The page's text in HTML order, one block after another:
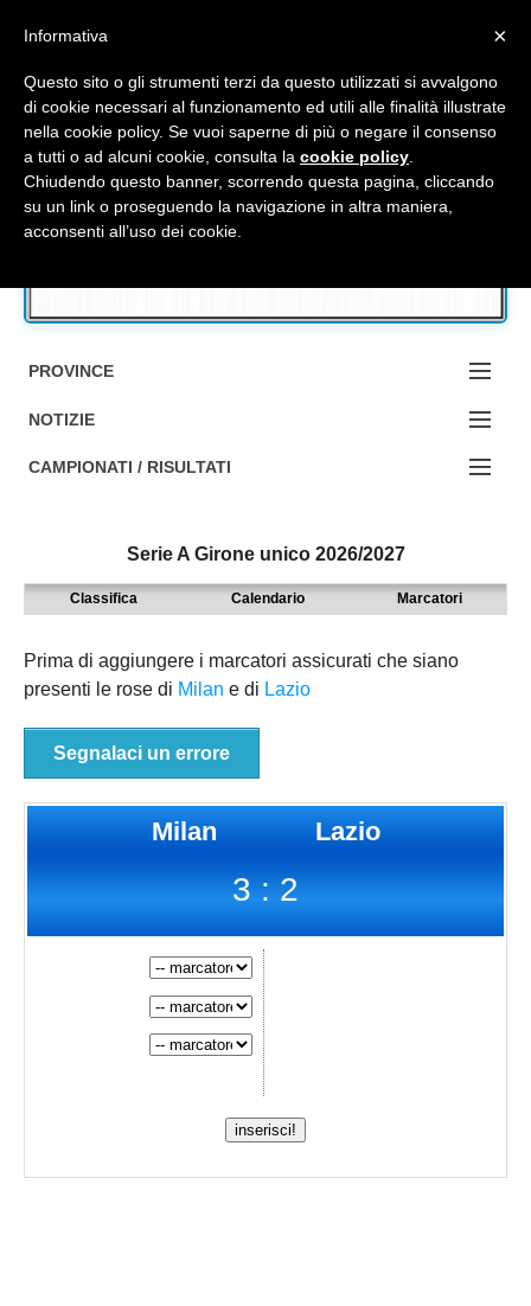
Accedi / Registrati
Contattaci
PROVINCE
EDIZIONE:
BOLOGNA
PARMA
PIACENZA
NOTIZIE
NOTIZIE:
9° TORNEO EMILIAGOL
ECCELLENZA
PRIMA
SECONDA
CAMPIONATI / RISULTATI
REGIONALI
Serie A Girone unico 2026/2027
Classifica Calendario Marcatori
Prima di aggiungere i marcatori assicurati che siano
presenti le rose di Milan e di Lazio
Segnalaci un errore
Milan Lazio
3 : 2
×
Informativa
Questo sito o gli strumenti terzi da questo utilizzati si avvalgono
di cookie necessari al funzionamento ed utili alle finalità illustrate
nella cookie policy. Se vuoi saperne di più o negare il consenso
a tutti o ad alcuni cookie, consulta la cookie policy
Chiudendo questo banner, scorrendo questa pagina, cliccando
su un link o proseguendo la navigazione in altra maniera,
acconsenti all’uso dei cookie.